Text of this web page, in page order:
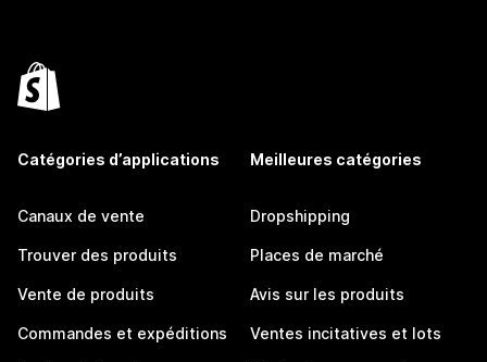
Catégories d’applications
Canaux de vente
Trouver des produits
Vente de produits
Commandes et expéditions
Meilleures catégories
Dropshipping
Places de marché
Avis sur les produits
Ventes incitatives et lots